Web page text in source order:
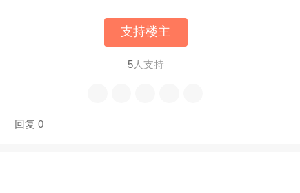
支持楼主
5人支持
回复 0